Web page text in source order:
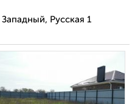
Русская 1